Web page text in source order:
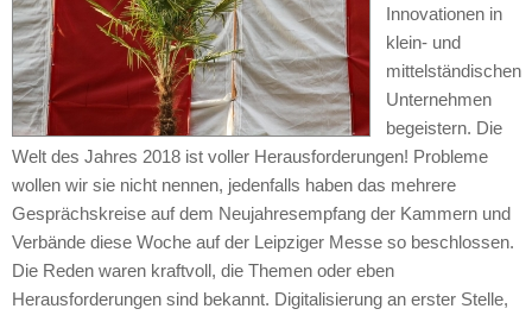
Innovationen in
klein- und
mittelständischen
Unternehmen
begeistern. Die
Welt des Jahres 2018 ist voller Herausforderungen! Probleme
wollen wir sie nicht nennen, jedenfalls haben das mehrere
Gesprächskreise auf dem Neujahresempfang der Kammern und
Verbände diese Woche auf der Leipziger Messe so beschlossen.
Die Reden waren kraftvoll, die Themen oder eben
Herausforderungen sind bekannt. Digitalisierung an erster Stelle,